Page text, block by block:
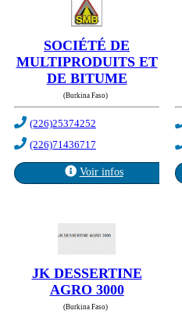
SOCIÉTÉ DE
MULTIPRODUITS ET
DE BITUME
(Burkina Faso)
(226)25374252
(226)71436717
Voir infos
JK DESSERTINE
AGRO 3000
(Burkina Faso)